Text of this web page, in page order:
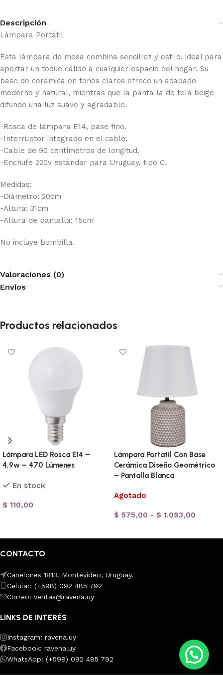
Descripción
Lámpara Portátil
Esta lámpara de mesa combina sencillez y estilo, ideal para
aportar un toque cálido a cualquier espacio del hogar. Su
base de cerámica en tonos claros ofrece un acabado
moderno y natural, mientras que la pantalla de tela beige
difunde una luz suave y agradable.
-Rosca de lámpara E14, pase fino.
-Interruptor integrado en el cable.
-Cable de 90 centímetros de longitud.
-Enchufe 220v estándar para Uruguay, tipo C.
Medidas:
-Diámetro: 20cm
-Altura: 31cm
-Altura de pantalla: 15cm
No incluye bombilla.
Valoraciones (0)
Envíos
Productos relacionados
Lámpara LED Rosca E14 –
4,9w – 470 Lúmenes
En stock
$ 110,00
Lámpara Portátil Con Base
Cerámica Diseño Geométrico
– Pantalla Blanca
Agotado
$ 575,00 - $ 1.093,00
CONTACTO
Canelones 1813. Montevideo, Uruguay.
Celular: (+598) 092 485 792
Correo: ventas@ravena.uy
LINKS DE INTERÉS
Instagram: ravena.uy
Facebook: ravena.uy
WhatsApp: (+598) 092 485 792